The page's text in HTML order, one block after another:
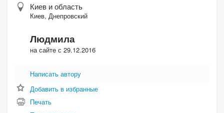
Киев и область
Киев, Днепровский
Людмила
на сайте с 29.12.2016
Написать автору
Добавить в избранные
Печать